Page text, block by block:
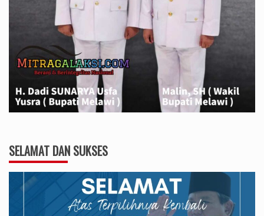
SELAMAT DAN SUKSES